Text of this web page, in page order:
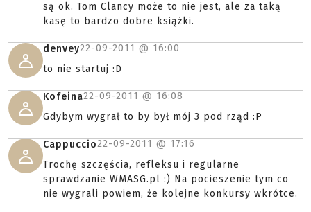
są ok. Tom Clancy może to nie jest, ale za taką
kasę to bardzo dobre książki.
denvey22-09-2011 @ 16:00
to nie startuj :D
Kofeina22-09-2011 @ 16:08
Gdybym wygrał to by był mój 3 pod rząd :P
Cappuccio22-09-2011 @ 17:16
Trochę szczęścia, refleksu i regularne
sprawdzanie WMASG.pl :) Na pocieszenie tym co
nie wygrali powiem, że kolejne konkursy wkrótce.